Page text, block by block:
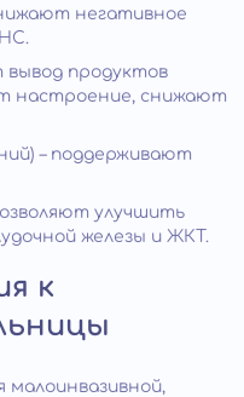
негативное
вывод продуктов
настроение, снижают
– поддерживают
улучшить
железы и ЖКТ.
к
малоинвазивной,